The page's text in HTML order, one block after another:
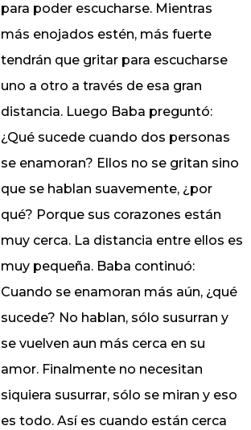
para poder escucharse. Mientras
más enojados estén, más fuerte
tendrán que gritar para escucharse
uno a otro a través de esa gran
distancia. Luego Baba preguntó:
¿Qué sucede cuando dos personas
se enamoran? Ellos no se gritan sino
que se hablan suavemente, ¿por
qué? Porque sus corazones están
muy cerca. La distancia entre ellos es
muy pequeña. Baba continuó:
Cuando se enamoran más aún, ¿qué
sucede? No hablan, sólo susurran y
se vuelven aun más cerca en su
amor. Finalmente no necesitan
siquiera susurrar, sólo se miran y eso
es todo. Así es cuando están cerca